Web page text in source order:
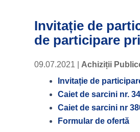
Invitație de
de participare
09.07.2021
Achiziții
Invitație de
Caiet de sarcini nr.
Caiet de sarcini nr
Formular de ofertă